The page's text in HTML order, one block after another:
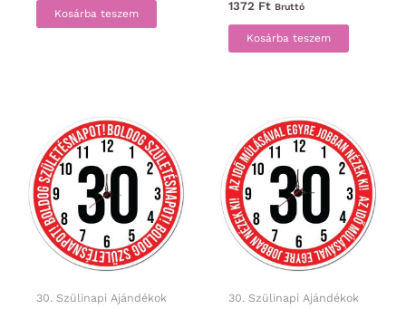
Kosárba teszem
1372 Ft Bruttó
Kosárba teszem
30. Szülinapi Ajándékok 30. Szülinapi Ajándékok